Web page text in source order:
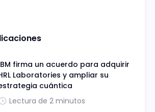
firma un acuerdo para adquirir
Laboratories y ampliar su
cuántica
Lectura de 2 minutos